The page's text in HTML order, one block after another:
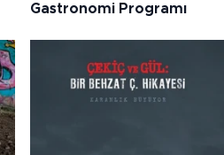
Gastronomi Programı